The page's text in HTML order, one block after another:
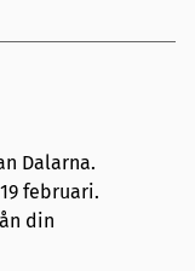
Dalarna.
februari.
din